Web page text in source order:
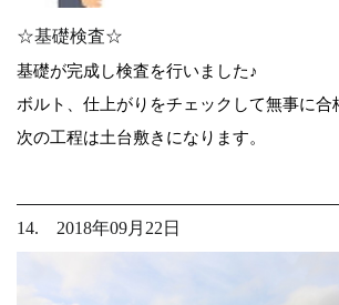
☆基礎検査☆
基礎が完成し検査を行いました♪
ボルト、仕上がりをチェックして無事に合
次の工程は土台敷きになります。
14. 2018年09月22日